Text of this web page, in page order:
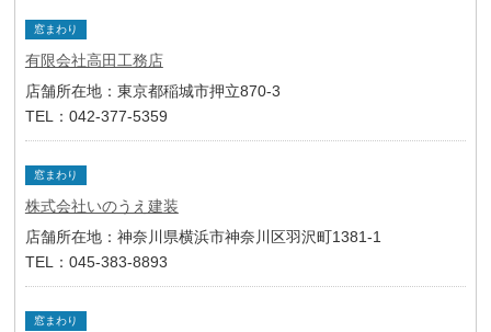
窓まわり
有限会社高田工務店
店舗所在地：東京都稲城市押立870-3
TEL：042-377-5359
窓まわり
株式会社いのうえ建装
店舗所在地：神奈川県横浜市神奈川区羽沢町1381-1
TEL：045-383-8893
窓まわり